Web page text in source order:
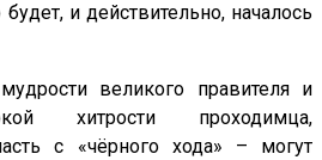
и действительно, началось
великого правителя и
хитрости проходимца,
с «чёрного хода» – могут